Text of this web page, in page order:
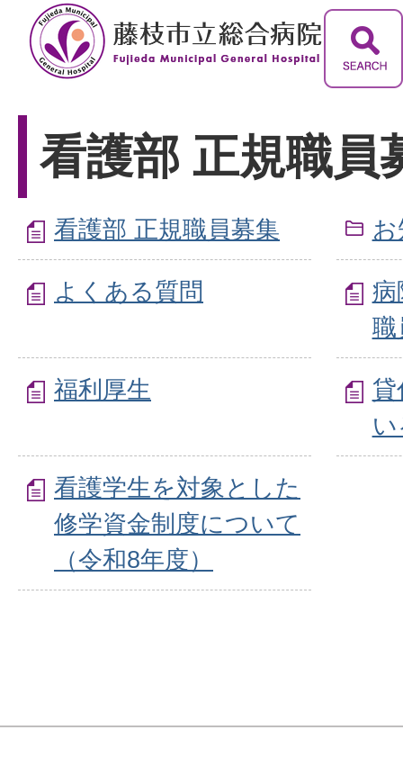
看護部 正規職員
看護部 正規職員募集
よくある質問
病
職
福利厚生
貸
看護学生を対象とした
修学資金制度について
（令和8年度）